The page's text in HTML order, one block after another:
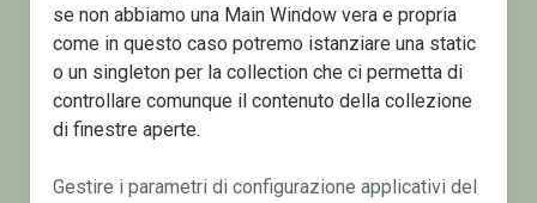
se non abbiamo una Main Window vera e propria
come in questo caso potremo istanziare una static
o un singleton per la collection che ci permetta di
controllare comunque il contenuto della collezione
di finestre aperte.
Gestire i parametri di configurazione applicativi del